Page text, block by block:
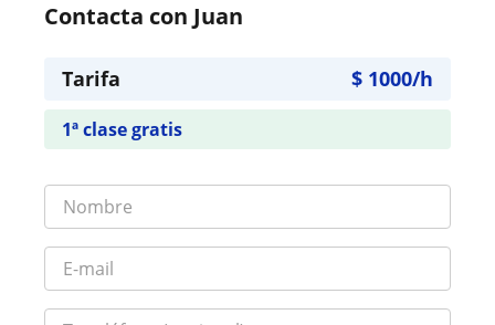
Contacta con Juan
Tarifa $ 1000/h
1ª clase gratis